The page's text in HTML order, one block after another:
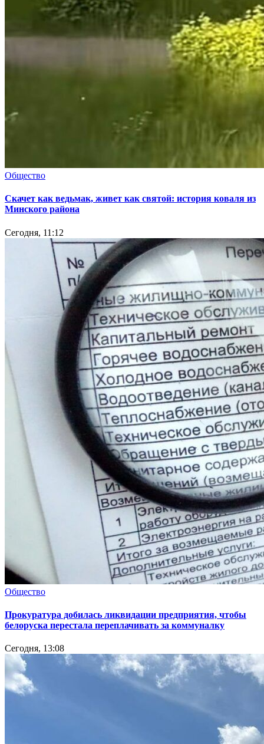
Общество
Скачет как ведьмак, живет как святой: история коваля из
Минского района
Сегодня, 11:12
Общество
Прокуратура добилась ликвидации предприятия, чтобы
белоруска перестала переплачивать за коммуналку
Сегодня, 13:08